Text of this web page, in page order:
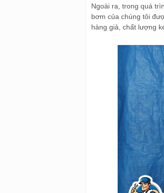
Ngoài ra, trong quá
bơm của chúng tôi
hàng giả, chất lượng